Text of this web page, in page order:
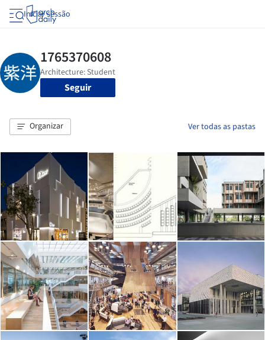
Iniciar sessão
Seguir
Organizar Ver todas as pastas